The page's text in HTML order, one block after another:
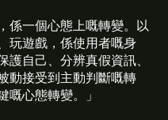
係一個心態上嘅轉變。以
玩遊戲，係使用者嘅身
自己、分辨真假資訊、
動接受到主動判斷嘅轉
嘅心態轉變。」